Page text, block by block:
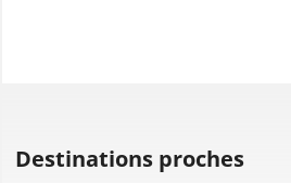
Destinations proches